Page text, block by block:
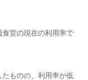
堂の現在の利用率で
ものの、利用率が低